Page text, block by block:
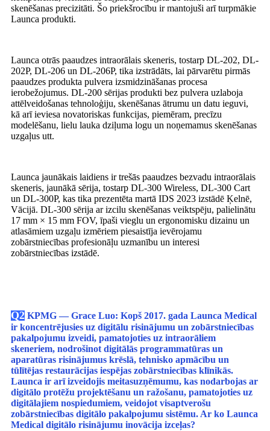
skenēšanas precizitāti. Šo priekšrocību ir mantojuši arī turpmākie
Launca produkti.
Launca otrās paaudzes intraorālais skeneris, tostarp DL-202, DL-
202P, DL-206 un DL-206P, tika izstrādāts, lai pārvarētu pirmās
paaudzes produkta pulvera izsmidzināšanas procesa
ierobežojumus. DL-200 sērijas produkti bez pulvera uzlaboja
attēlveidošanas tehnoloģiju, skenēšanas ātrumu un datu ieguvi,
kā arī ieviesa novatoriskas funkcijas, piemēram, precīzu
modelēšanu, lielu lauka dziļuma logu un noņemamus skenēšanas
uzgaļus utt.
Launca jaunākais laidiens ir trešās paaudzes bezvadu intraorālais
skeneris, jaunākā sērija, tostarp DL-300 Wireless, DL-300 Cart
un DL-300P, kas tika prezentēta martā IDS 2023 izstādē Ķelnē,
Vācijā. DL-300 sērija ar izcilu skenēšanas veiktspēju, palielinātu
17 mm × 15 mm FOV, īpaši vieglu un ergonomisku dizainu un
atlasāmiem uzgaļu izmēriem piesaistīja ievērojamu
zobārstniecības profesionāļu uzmanību un interesi
zobārstniecības izstādē.
Q2 KPMG — Grace Luo: Kopš 2017. gada Launca Medical
ir koncentrējusies uz digitālu risinājumu un zobārstniecības
pakalpojumu izveidi, pamatojoties uz intraorāliem
skeneriem, nodrošinot digitālās programmatūras un
aparatūras risinājumus krēslā, tehnisko apmācību un
tūlītējas restaurācijas iespējas zobārstniecības klīnikās.
Launca ir arī izveidojis meitasuzņēmumu, kas nodarbojas ar
digitālo protēžu projektēšanu un ražošanu, pamatojoties uz
digitālajiem nospiedumiem, veidojot visaptverošu
zobārstniecības digitālo pakalpojumu sistēmu. Ar ko Launca
Medical digitālo risinājumu inovācija izceļas?